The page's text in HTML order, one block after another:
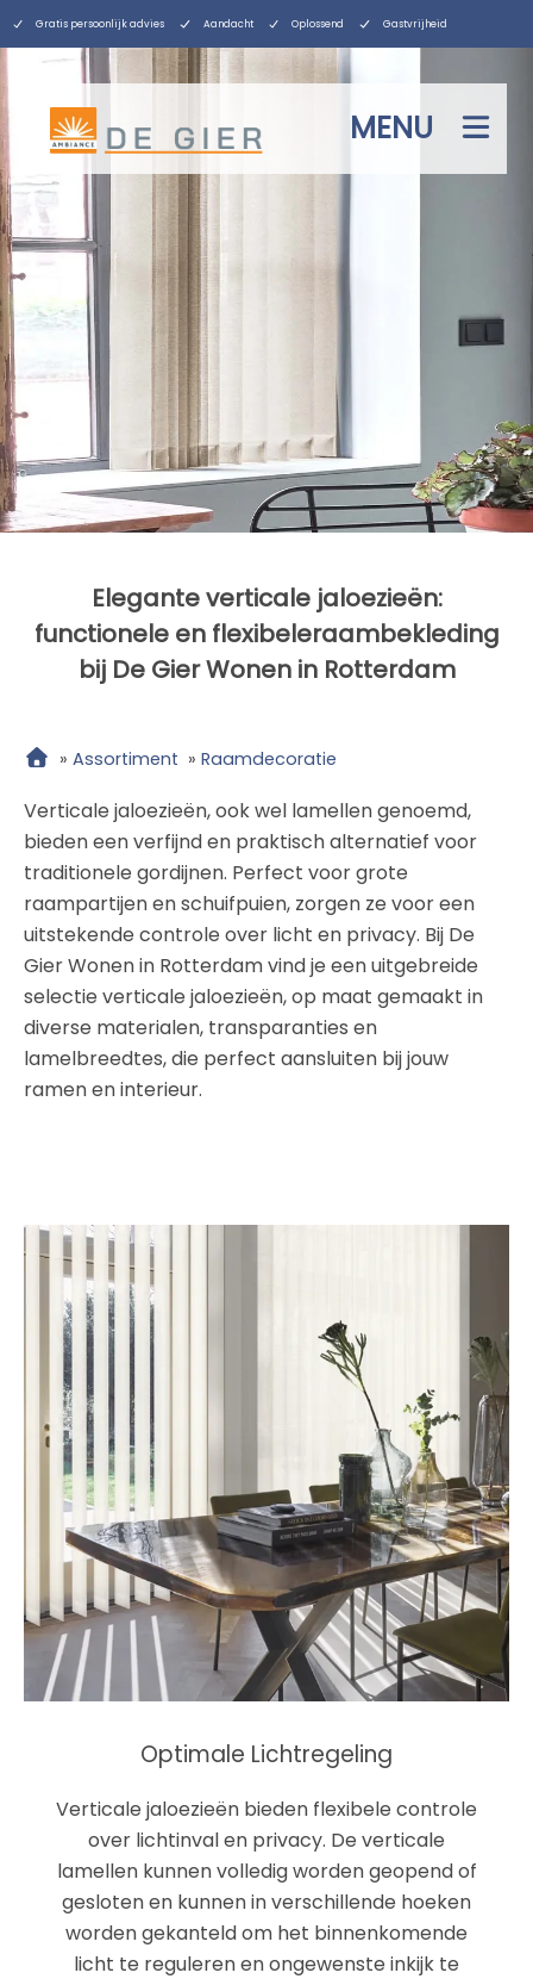
Gratis persoonlijk advies Aandacht Oplossend Gastvrijheid
MENU
Elegante verticale jaloezieën:
functionele en flexibeleraambekleding
bij De Gier Wonen in Rotterdam
» Assortiment » Raamdecoratie
Verticale jaloezieën, ook wel lamellen genoemd,
bieden een verfijnd en praktisch alternatief voor
traditionele gordijnen. Perfect voor grote
raampartijen en schuifpuien, zorgen ze voor een
uitstekende controle over licht en privacy. Bij De
Gier Wonen in Rotterdam vind je een uitgebreide
selectie verticale jaloezieën, op maat gemaakt in
diverse materialen, transparanties en
lamelbreedtes, die perfect aansluiten bij jouw
ramen en interieur.
Optimale Lichtregeling
Verticale jaloezieën bieden flexibele controle
over lichtinval en privacy. De verticale
lamellen kunnen volledig worden geopend of
gesloten en kunnen in verschillende hoeken
worden gekanteld om het binnenkomende
licht te reguleren en ongewenste inkijk te